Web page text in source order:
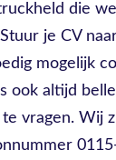
die
je CV
mogelijk
ook altijd
vragen. Wij